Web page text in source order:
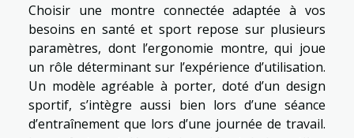
Choisir une montre connectée adaptée à vos
besoins en santé et sport repose sur plusieurs
paramètres, dont l’ergonomie montre, qui joue
un rôle déterminant sur l’expérience d’utilisation.
Un modèle agréable à porter, doté d’un design
sportif, s’intègre aussi bien lors d’une séance
d’entraînement que lors d’une journée de travail.